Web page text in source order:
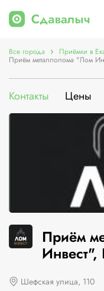
Все города Приёмки в
Приём металлолома "Лом
Контакты Цены
Приём
Шефская улица, 110